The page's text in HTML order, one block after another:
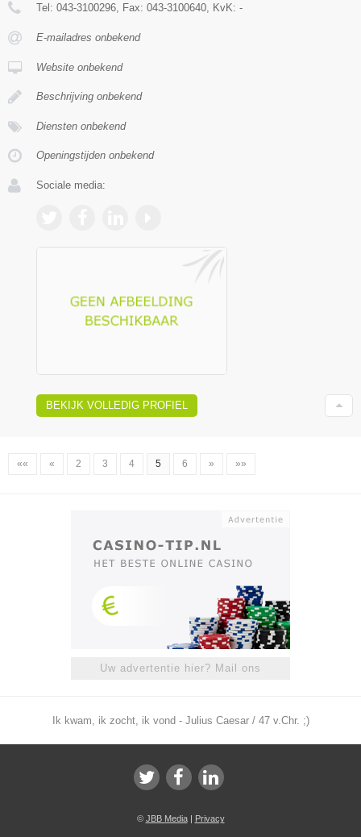
Tel: 043-3100296 , Fax: 043-3100640 , KvK: -
E-mailadres onbekend
Website onbekend
Beschrijving onbekend
Diensten onbekend
Openingstijden onbekend
Sociale media:
BEKIJK VOLLEDIG PROFIEL
«« « 2 3 4 5 6 » »»
Uw advertentie hier? Mail ons
Ik kwam, ik zocht, ik vond - Julius Caesar / 47 v.Chr. ;)
© JBB Media| Privacy